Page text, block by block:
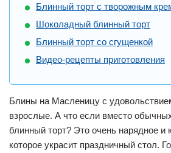
Блинный торт с творожным
Шоколадный блинный торт
Блинный торт со сгущенкой
Видео-рецепты приготовления
Блины на Масленицу с
взрослые. А что если вместо
блинный торт? Это очень нарядное и
которое украсит праздничный стол.